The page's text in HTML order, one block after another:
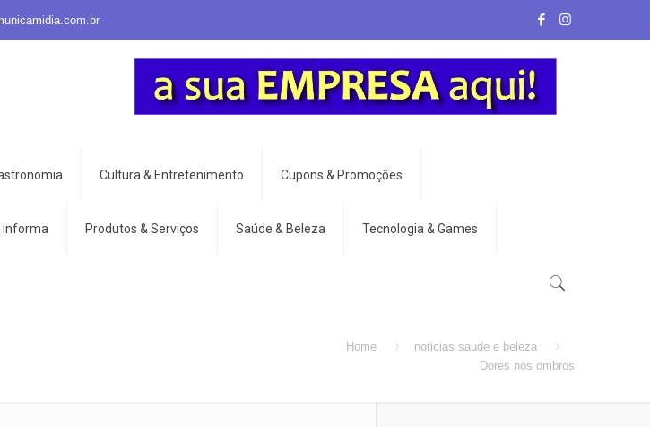
Cultura & Entretenimento Cupons & Promoções
Informa Produtos & Serviços Saúde & Beleza Tecnologia & Games
Home
noticias saude e beleza
Dores nos ombros